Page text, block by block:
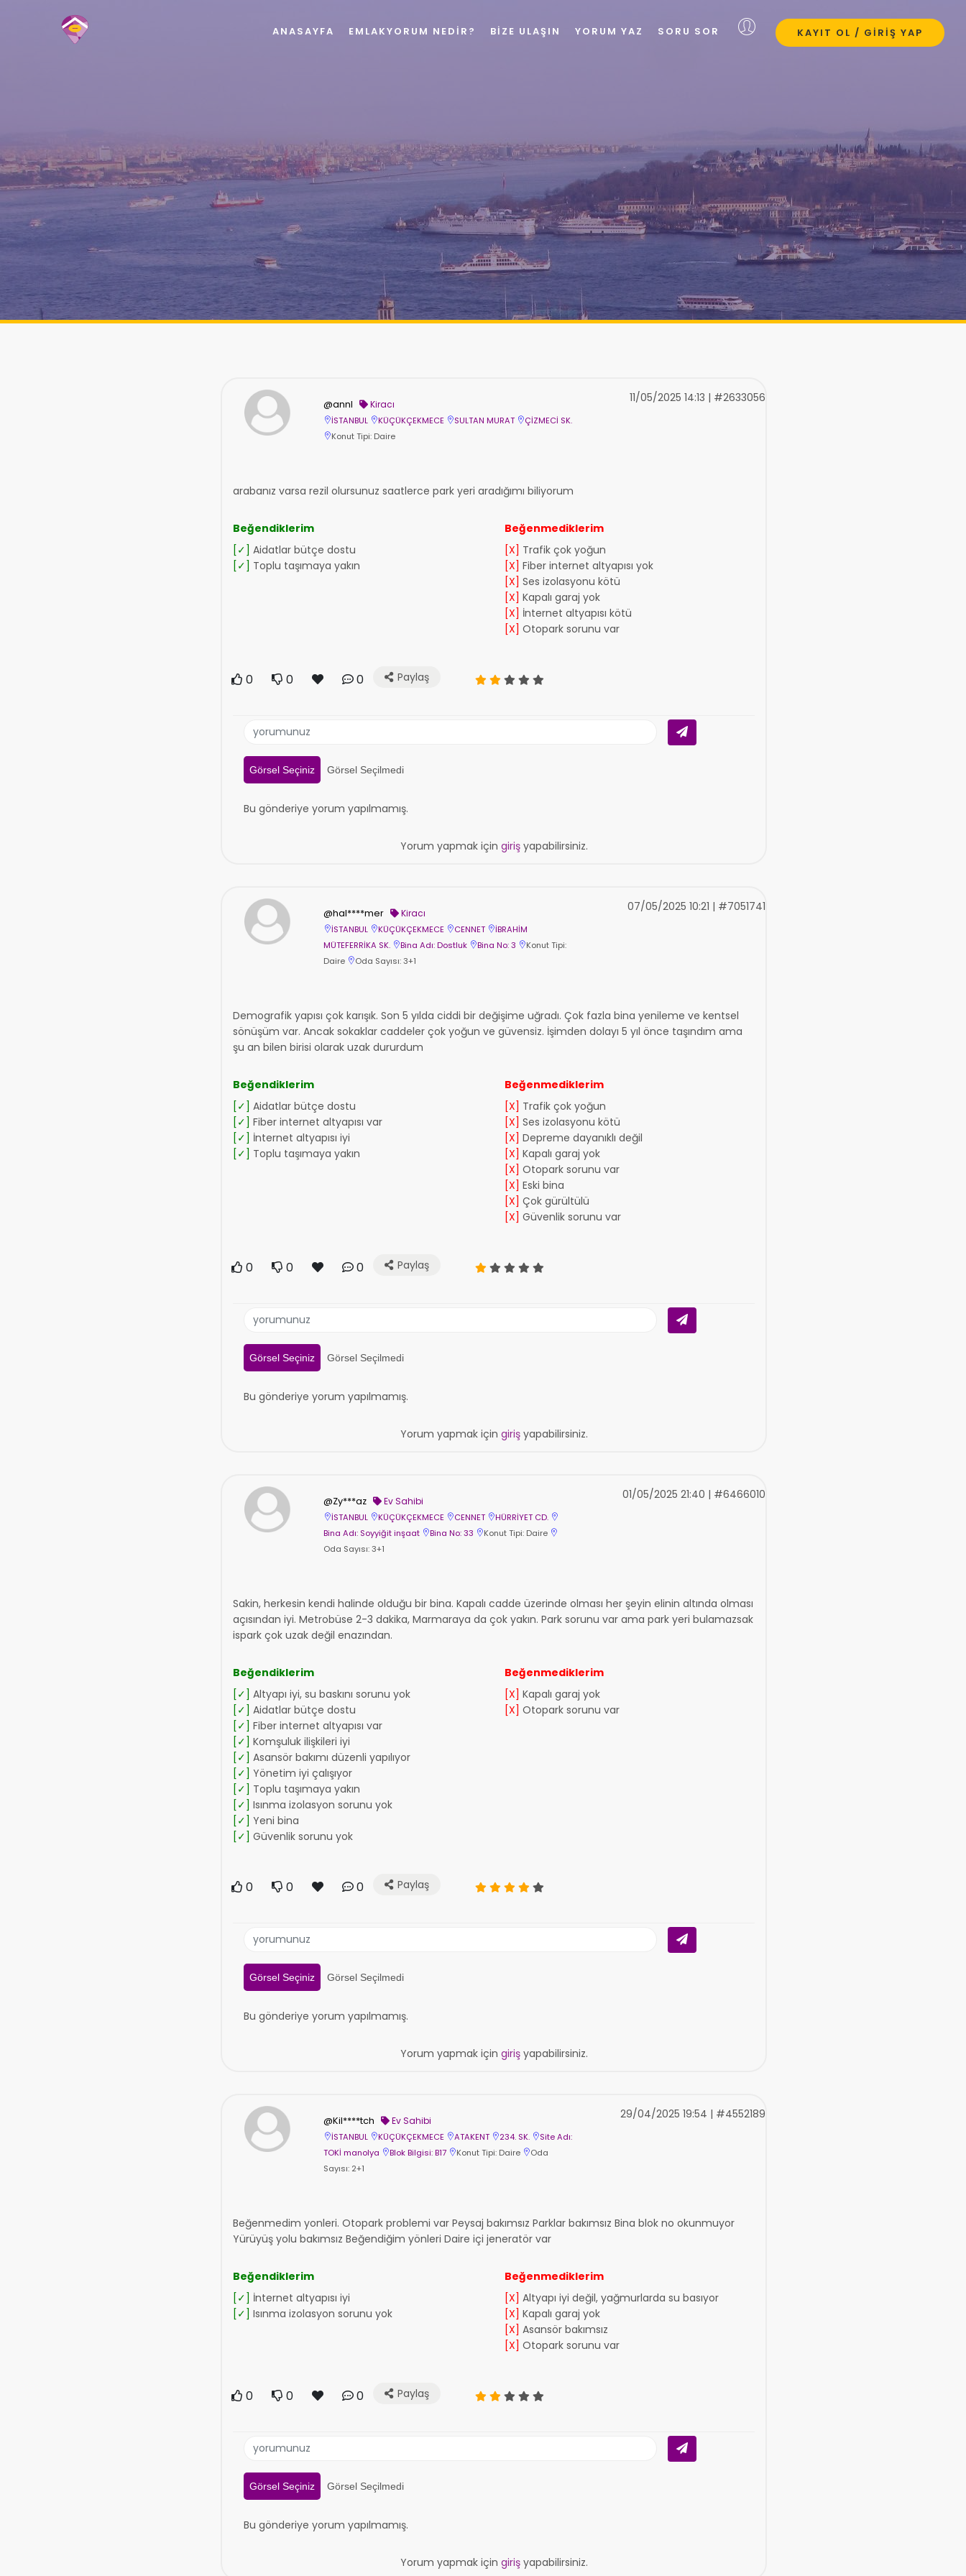
@annl Kiracı
İSTANBUL KÜÇÜKÇEKMECE SULTAN MURAT
ÇİZMECİ SK.
Konut Tipi: Daire
11/05/2025 14:13 | #2633056
arabanız varsa rezil olursunuz saatlerce park yeri aradığımı biliyorum
Beğendiklerim
[✓] Aidatlar bütçe dostu
[✓] Toplu taşımaya yakın
Beğenmediklerim
[X] Trafik çok yoğun
[X] Fiber internet altyapısı yok
[X] Ses izolasyonu kötü
[X] Kapalı garaj yok
[X] İnternet altyapısı kötü
[X] Otopark sorunu var
0 0 0 Paylaş
Görsel Seçiniz Görsel Seçilmedi
Bu gönderiye yorum yapılmamış.
Yorum yapmak için girişyapabilirsiniz.
@hal****mer Kiracı
İSTANBUL KÜÇÜKÇEKMECE CENNET
İBRAHİM
MÜTEFERRİKA SK.
Bina Adı: Dostluk Bina No: 3
Konut Tipi:
Daire
Oda Sayısı: 3+1
07/05/2025 10:21 | #7051741
Demografik yapısı çok karışık. Son 5 yılda ciddi bir değişime uğradı. Çok fazla bina yenileme ve kentsel
sönüşüm var. Ancak sokaklar caddeler çok yoğun ve güvensiz. İşimden dolayı 5 yıl önce taşındım ama
şu an bilen birisi olarak uzak dururdum
Beğendiklerim
[✓] Aidatlar bütçe dostu
[✓] Fiber internet altyapısı var
[✓] İnternet altyapısı iyi
[✓] Toplu taşımaya yakın
Beğenmediklerim
[X] Trafik çok yoğun
[X] Ses izolasyonu kötü
[X] Depreme dayanıklı değil
[X] Kapalı garaj yok
[X] Otopark sorunu var
[X] Eski bina
[X] Çok gürültülü
[X] Güvenlik sorunu var
0 0 0 Paylaş
Görsel Seçiniz Görsel Seçilmedi
Bu gönderiye yorum yapılmamış.
Yorum yapmak için girişyapabilirsiniz.
@Zy***az Ev Sahibi
İSTANBUL KÜÇÜKÇEKMECE CENNET
HÜRRİYET CD.
Bina Adı: Soyyiğit inşaat
Bina No: 33
Konut Tipi: Daire
Oda Sayısı: 3+1
01/05/2025 21:40 | #6466010
Sakin, herkesin kendi halinde olduğu bir bina. Kapalı cadde üzerinde olması her şeyin elinin altında olması
açısından iyi. Metrobüse 2-3 dakika, Marmaraya da çok yakın. Park sorunu var ama park yeri bulamazsak
ispark çok uzak değil enazından.
Beğendiklerim
[✓] Altyapı iyi, su baskını sorunu yok
[✓] Aidatlar bütçe dostu
[✓] Fiber internet altyapısı var
[✓] Komşuluk ilişkileri iyi
[✓] Asansör bakımı düzenli yapılıyor
[✓] Yönetim iyi çalışıyor
[✓] Toplu taşımaya yakın
[✓] Isınma izolasyon sorunu yok
[✓] Yeni bina
[✓] Güvenlik sorunu yok
Beğenmediklerim
[X] Kapalı garaj yok
[X] Otopark sorunu var
0 0 0 Paylaş
Görsel Seçiniz Görsel Seçilmedi
Bu gönderiye yorum yapılmamış.
Yorum yapmak için girişyapabilirsiniz.
@Kil****tch Ev Sahibi
İSTANBUL KÜÇÜKÇEKMECE ATAKENT 234. SK.
Site Adı:
TOKİ manolya
Blok Bilgisi: B17 Konut Tipi: Daire
Oda
Sayısı: 2+1
29/04/2025 19:54 | #4552189
Beğenmedim yonleri. Otopark problemi var Peysaj bakımsız Parklar bakımsız Bina blok no okunmuyor
Yürüyüş yolu bakımsız Beğendiğim yönleri Daire içi jeneratör var
Beğendiklerim
[✓] İnternet altyapısı iyi
[✓] Isınma izolasyon sorunu yok
Beğenmediklerim
[X] Altyapı iyi değil, yağmurlarda su basıyor
[X] Kapalı garaj yok
[X] Asansör bakımsız
[X] Otopark sorunu var
0 0 0 Paylaş
Görsel Seçiniz Görsel Seçilmedi
Bu gönderiye yorum yapılmamış.
Yorum yapmak için girişyapabilirsiniz.
KAYIT OL / GIRIŞ YAP
ANASAYFA EMLAKYORUM NEDIR? BIZE ULAŞIN YORUM YAZ SORU SOR